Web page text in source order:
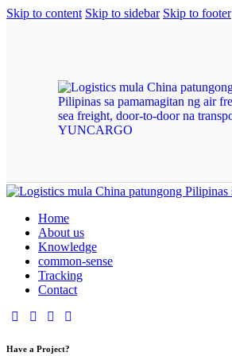
Skip to content Skip to sidebar Skip to footer
Home
About us
Knowledge
common-sense
Tracking
Contact
Have a Project?